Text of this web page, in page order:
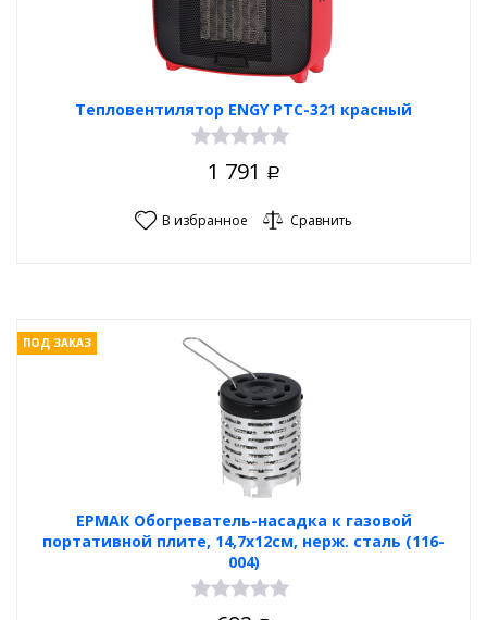
Тепловентилятор ENGY PTC-321 красный
1 791 Р
В избранное Сравнить
ЕРМАК Обогреватель-насадка к газовой
портативной плите, 14,7х12см, нерж. сталь (116-
004)
ПОД ЗАКАЗ